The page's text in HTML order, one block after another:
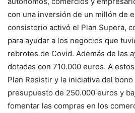
con una inversión de un millón de
consistorio activó el Plan Supera,
para ayudar a los negocios que
rebrotes de Covid. Además de las
dotadas con 710.000 euros. A
Plan Resistir y la iniciativa del bono
presupuesto de 250.000 euros y
fomentar las compras en los